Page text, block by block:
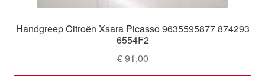
Handgreep Citroën Xsara Picasso 9635595877 874293
6554F2
€91,00